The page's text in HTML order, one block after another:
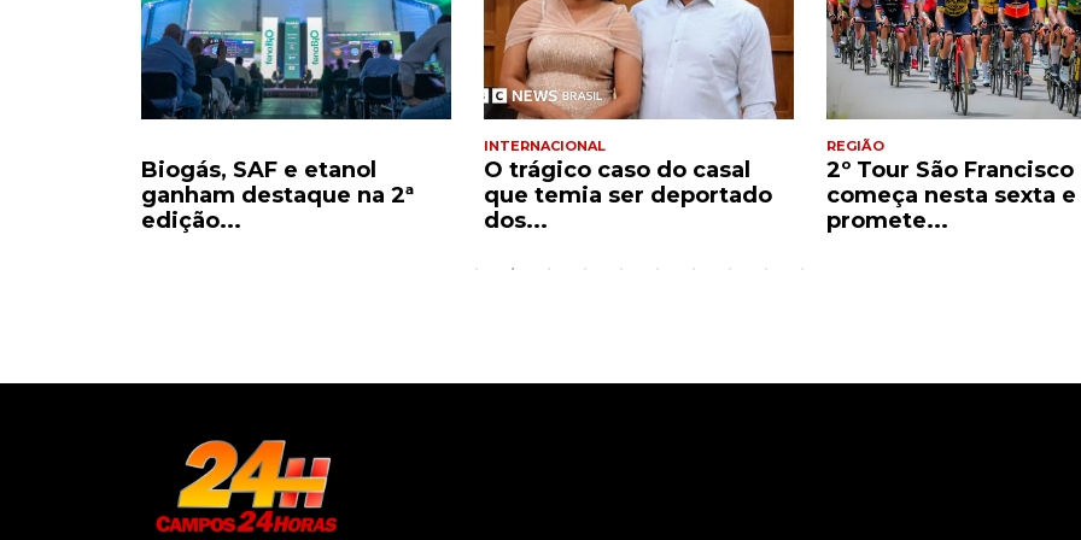
Biogás, SAF e etanol
ganham destaque na 2ª
edição...
INTERNACIONAL
O trágico caso do casal
que temia ser deportado
dos...
REGIÃO
2º Tour São Francisco
começa nesta sexta e
promete...